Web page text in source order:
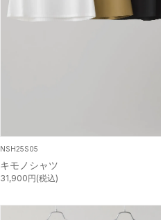
NSH25S05
キモノシャツ
31,900円(税込)